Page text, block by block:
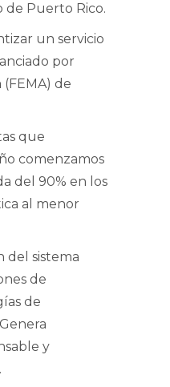
de Puerto Rico.
un servicio
por
de
que
comenzamos
del 90% en los
al menor
del sistema
de
de
y